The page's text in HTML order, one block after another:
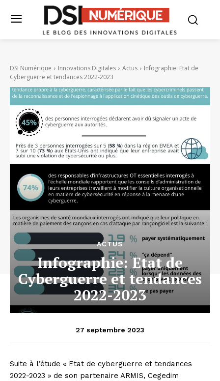
DSI Numérique Innovations Digitales Actus
Infographie: Etat de
Cyberguerre et tendances 2022-2023
ACTUS
Infographie: Etat de
Cyberguerre et tendances
2022-2023
27 septembre 2023
Suite à l’étude « Etat de cyberguerre et tendances
2022-2023 » de son partenaire ARMIS, Cegedim